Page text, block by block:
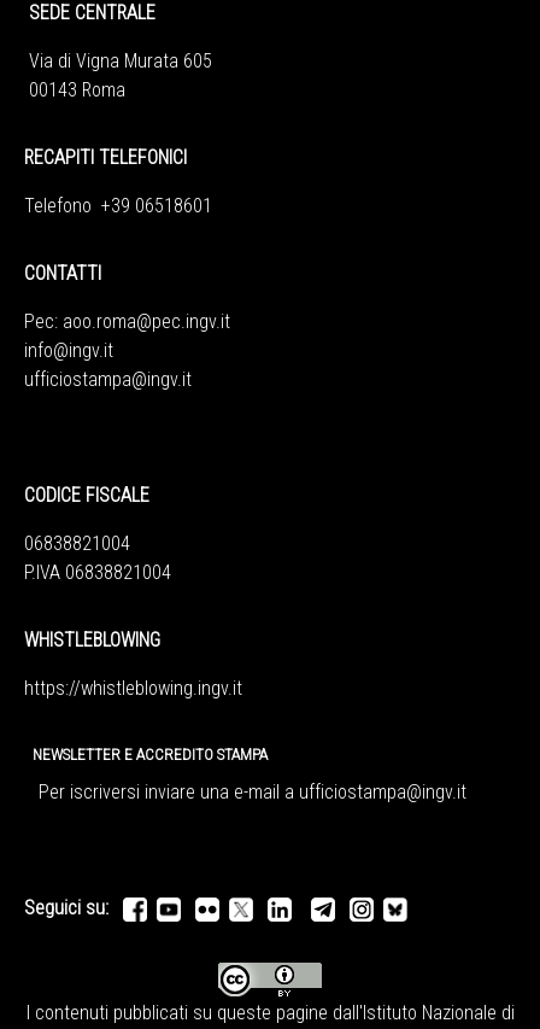
SEDE CENTRALE
Via di Vigna Murata 605
00143 Roma
RECAPITI TELEFONICI
Telefono +39 06518601
CONTATTI
Pec: aoo.roma@pec.ingv.it
info@ingv.it
ufficiostampa@ingv.it
CODICE FISCALE
06838821004
P.IVA 06838821004
WHISTLEBLOWING
https://whistleblowing.ingv.it
NEWSLETTER E ACCREDITO STAMPA
Per iscriversi inviare una e-mail a ufficiostampa@ingv.it
Seguici su:
I contenuti pubblicati su queste pagine dall' Istituto Nazionale di